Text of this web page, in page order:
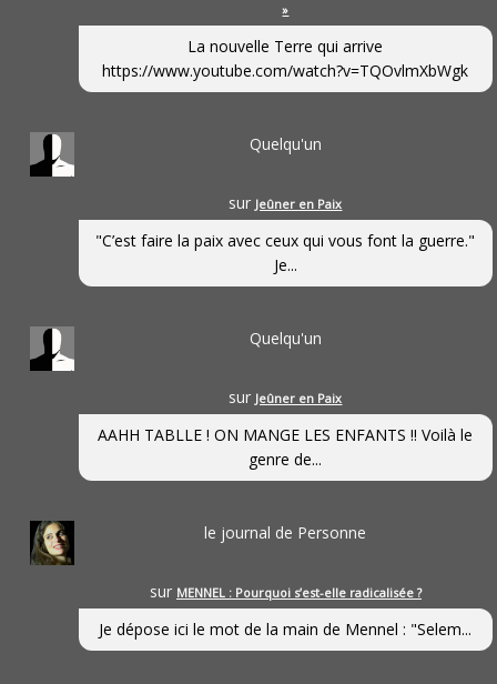
»
La nouvelle Terre qui arrive
https://www.youtube.com/watch?v=TQOvlmXbWgk
Quelqu'un
sur Jeûner en Paix
"C’est faire la paix avec ceux qui vous font la guerre."
Je...
Quelqu'un
sur Jeûner en Paix
AAHH TABLLE ! ON MANGE LES ENFANTS !! Voilà le
genre de...
le journal de Personne
sur MENNEL : Pourquoi s’est-elle radicalisée ?
Je dépose ici le mot de la main de Mennel : "Selem...